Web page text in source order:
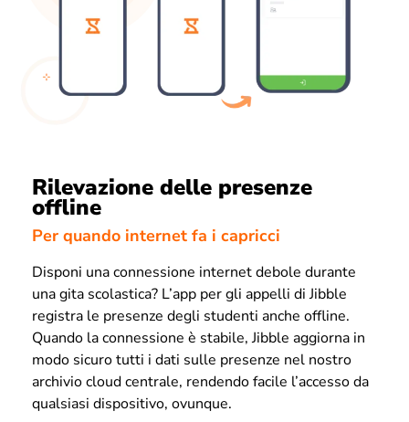
Rilevazione delle presenze
offline
Per quando internet fa i capricci
Disponi una connessione internet debole durante
una gita scolastica? L’app per gli appelli di Jibble
registra le presenze degli studenti anche offline.
Quando la connessione è stabile, Jibble aggiorna in
modo sicuro tutti i dati sulle presenze nel nostro
archivio cloud centrale, rendendo facile l’accesso da
qualsiasi dispositivo, ovunque.